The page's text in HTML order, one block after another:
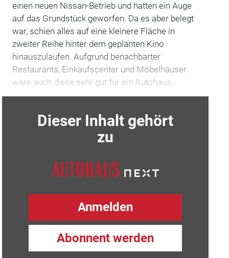
einen neuen Nissan-Betrieb und hatten ein Auge
auf das Grundstück geworfen. Da es aber belegt
war, schien alles auf eine kleinere Fläche in
zweiter Reihe hinter dem geplanten Kino
hinauszulaufen. Aufgrund benachbarter
Restaurants, Einkaufscenter und Möbelhäuser
wäre auch diese sehr gut für ein Autohaus…
Dieser Inhalt gehört
zu
Anmelden
Abonnent werden